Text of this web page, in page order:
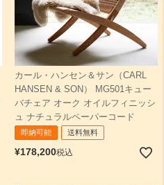
カール・ハンセン＆サン（CARL
HANSEN & SON） MG501キュー
バチェア オーク オイルフィニッシ
ュ ナチュラルペーパーコード
即納可能 送料無料
¥178,200税込